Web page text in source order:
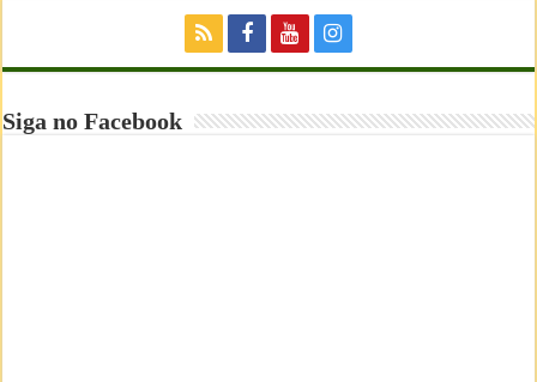
Siga no Facebook